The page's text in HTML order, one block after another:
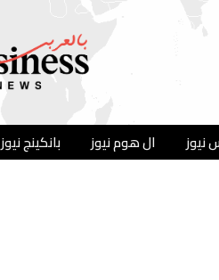
نيوز ال هوم نيوز بانكينج نيوز